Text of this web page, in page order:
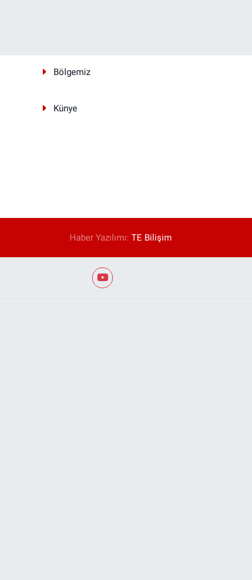
Bölgemiz
Künye
Haber Yazılımı:TE Bilişim